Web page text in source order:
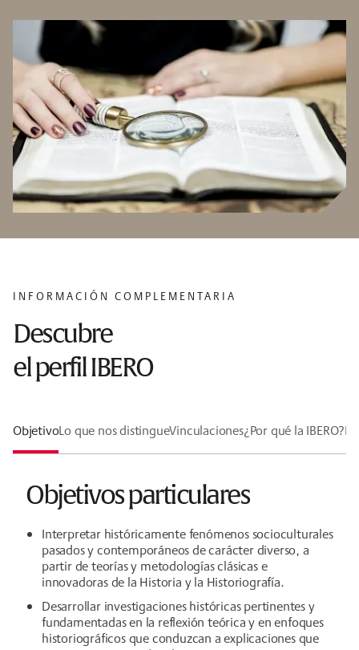
INFORMACIÓN COMPLEMENTARIA
Descubre
el perfil IBERO
ObjetivoLo que nos distingueVinculaciones¿Por qué la IBERO?
Objetivos particulares
Interpretar históricamente fenómenos socioculturales
pasados y contemporáneos de carácter diverso, a
partir de teorías y metodologías clásicas e
innovadoras de la Historia y la Historiografía.
Desarrollar investigaciones históricas pertinentes y
fundamentadas en la reflexión teórica y en enfoques
historiográficos que conduzcan a explicaciones que